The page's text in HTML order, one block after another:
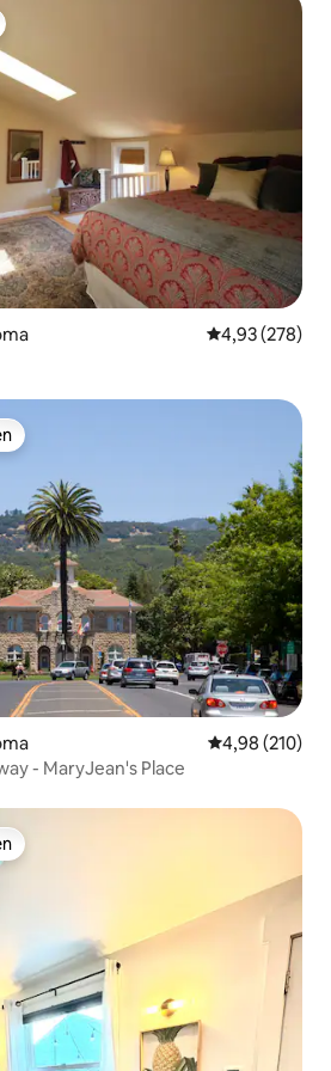
Gemiddelde
4,93 (278)
Gemiddelde
4,98 (210)
- MaryJean's Place